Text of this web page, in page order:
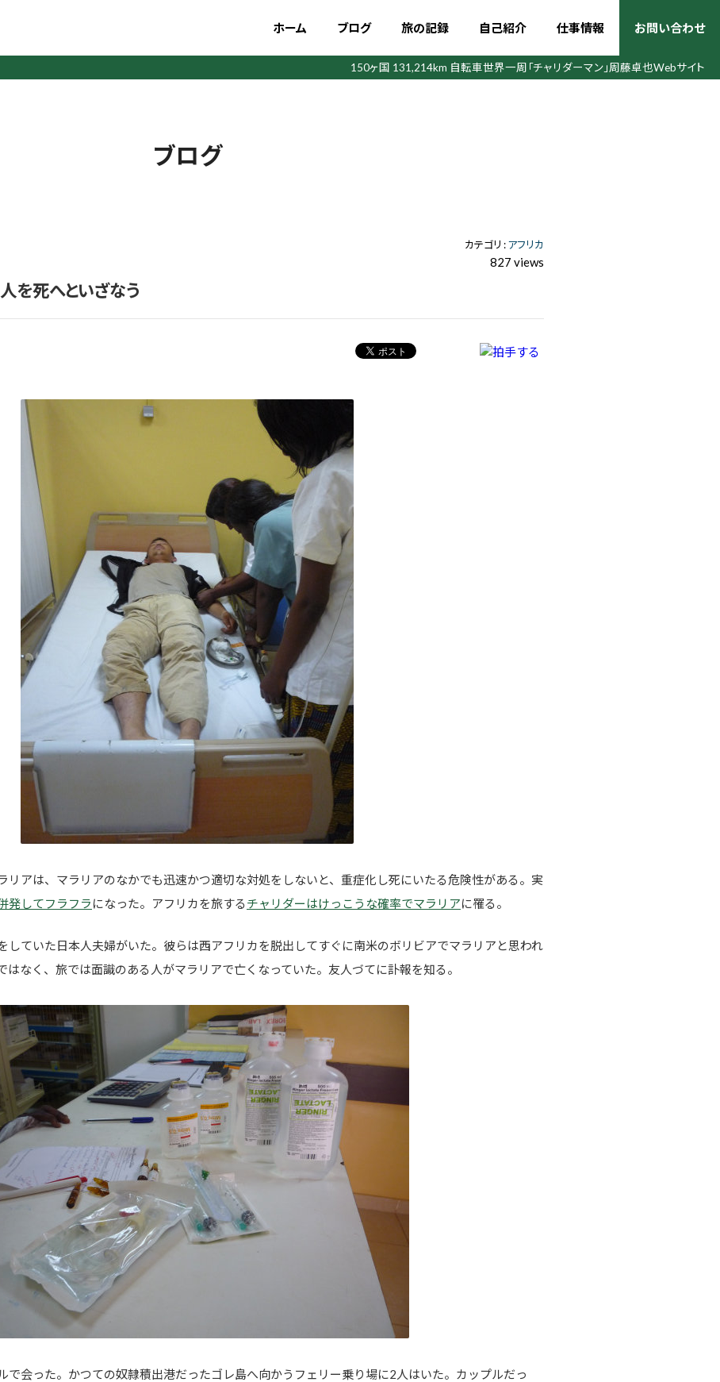
ホーム ブログ 旅の記録 自己紹介 仕事情報 お問い合わせ
150ヶ国 131,214km 自転車世界一周 「チャリダーマン」周藤卓也Webサイト
ブログ
カテゴリ :アフリカ
827 views
を死へといざなう
リアは、マラリアのなかでも迅速かつ適切な対処をしないと、重症化し死にいたる危険性がある。実
発してフラフラ になった。アフリカを旅する チャリダーはけっこうな確率でマラリアに罹る。
していた日本人夫婦がいた。彼らは西アフリカを脱出してすぐに南米のボリビアでマラリアと思われ
はなく、旅では面識のある人がマラリアで亡くなっていた。友人づてに訃報を知る。
で会った。かつての奴隷積出港だったゴレ島へ向かうフェリー乗り場に2人はいた。カップルだっ